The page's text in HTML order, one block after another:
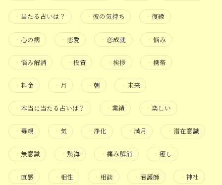
・ 当たる占いは？ ・彼の気持ち ・復縁
・ 心の病 ・ 恋愛 ・ 恋成就 ・ 悩み
・ 悩み解消 ・投資 ・挨拶 ・ 携帯
・ 料金 ・ 月 ・朝 ・ 未来
・ 本当に当たる占いは？ ・業績 ・楽しい
・ 毒親 ・気 ・浄化 ・ 満月 ・ 潜在意識
・ 無意識 ・熱海 ・痛み解消 ・ 癒し
・ 直感 ・ 相性 ・ 相談 ・ 看護師 ・ 神社